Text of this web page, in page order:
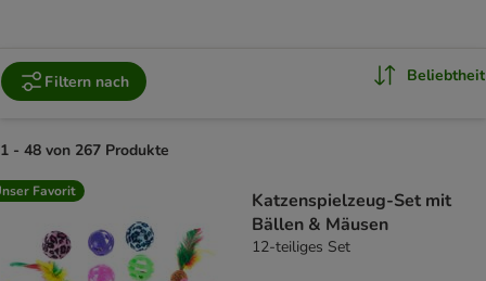
Filtern nach Beliebtheit
1 - 48 von 267 Produkte
product items have been changed
Favorit
Katzenspielzeug-Set mit
Bällen & Mäusen
12-teiliges Set